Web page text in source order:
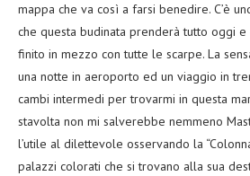
mappa che va così a farsi benedire. C’è
che questa budinata prenderà tutto oggi
finito in mezzo con tutte le scarpe. La
una notte in aeroporto ed un viaggio in
cambi intermedi per trovarmi in questa
stavolta non mi salverebbe nemmeno
l’utile al dilettevole osservando la
palazzi colorati che si trovano alla sua